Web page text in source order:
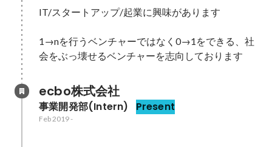
IT/スタートアップ/起業に興味があります
1→nを行うベンチャーではなく0→1をできる、社
会をぶっ壊せるベンチャーを志向しております
ecbo株式会社
事業開発部(Intern) Present
Feb 2019-